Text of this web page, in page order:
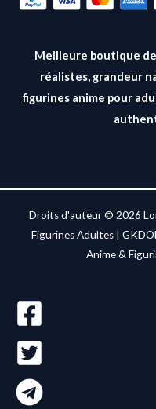
Meilleure boutique
réalistes, grandeur
figurines anime pour
Droits d'auteur © 2026
Figurines Adultes |
Anime &